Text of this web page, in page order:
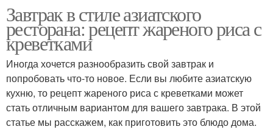
Завтрак в стиле азиатского
ресторана: рецепт жареного риса с
креветками
Иногда хочется разнообразить свой завтрак и
попробовать что-то новое. Если вы любите азиатскую
кухню, то рецепт жареного риса с креветками может
стать отличным вариантом для вашего завтрака. В этой
статье мы расскажем, как приготовить это блюдо дома.